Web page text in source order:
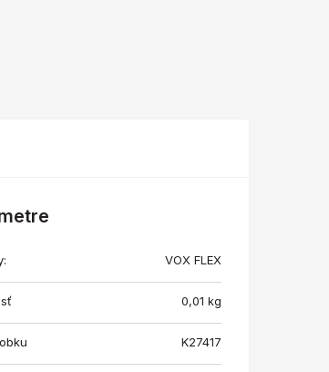
VOX FLEX
0,01 kg
K27417